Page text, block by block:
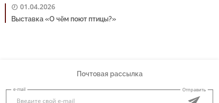
01.04.2026
Выставка «О чём поют птицы?»
Почтовая рассылка
e-mail Отправить